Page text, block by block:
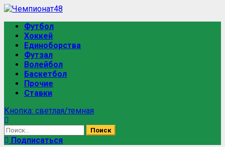
Футбол
Хоккей
Единоборства
Футзал
Волейбол
Баскетбол
Прочие
Ставки
Кнопка: светлая/темная
Подписаться